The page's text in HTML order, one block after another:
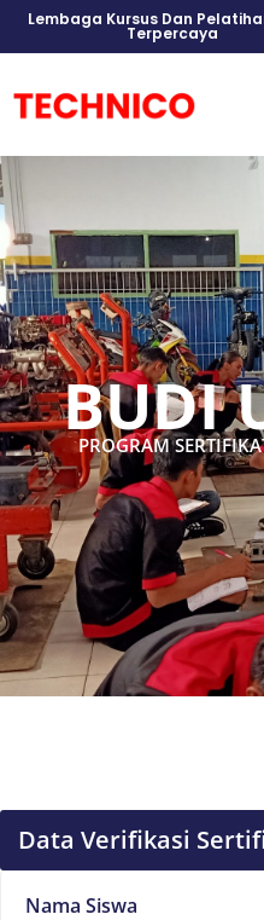
Lembaga Kursus Dan
Terpercaya
BUDI
PROGRAM
Data Verifikasi
Nama Siswa